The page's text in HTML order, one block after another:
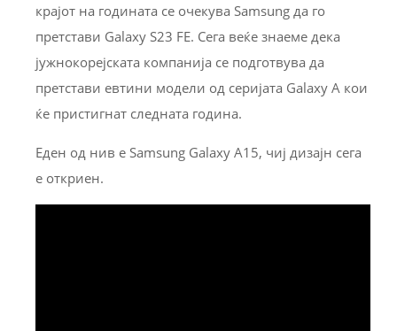
крајот на годината се очекува Samsung да го
претстави Galaxy S23 FE. Сега веќе знаеме дека
јужнокорејската компанија се подготвува да
претстави евтини модели од серијата Galaxy A кои
ќе пристигнат следната година.
Еден од нив е Samsung Galaxy A15, чиј дизајн сега
е откриен.